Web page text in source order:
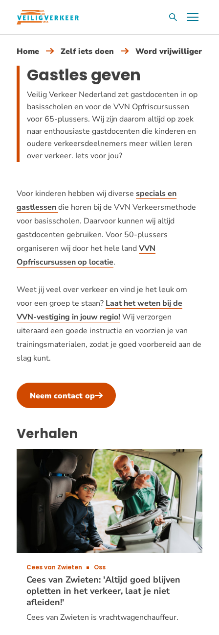
Overslaan
inhoud
ZoekvakMenu
Home Zelf iets doen Word vrijwilliger
Gastles geven
Veilig Verkeer Nederland zet gastdocenten in op
basisscholen en voor de VVN Opfriscursussen
voor 65-plussers. Wij zijn daarom altijd op zoek
naar enthousiaste gastdocenten die kinderen en
oudere verkeersdeelnemers meer willen leren
over verkeer. Iets voor jou?
Voor kinderen hebben wij diverse specials en
gastlessen die horen bij de VVN Verkeersmethode
voor basisscholen. Daarvoor kunnen wij altijd
gastdocenten gebruiken. Voor 50-plussers
organiseren wij door het hele landVVN
Opfriscursussen op locatie.
Weet jij veel over verkeer en vind je het leuk om
voor een groep te staan? Laat het weten bij de
VVN-vestiging in jouw regio!Wij verzorgen
uiteraard een goede instructie en voorzien je van
trainingsmaterialen, zodat je goed voorbereid aan de
slag kunt.
Neem contact op
Verhalen
Cees van Zwieten: 'Altijd goed blijven
opletten in het verkeer, laat je niet
afleiden!'
Cees van Zwieten Oss
Cees van Zwieten is vrachtwagenchauffeur.